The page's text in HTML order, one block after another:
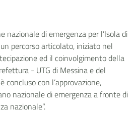
nazionale di emergenza per l’Isola di
percorso articolato, iniziato nel
ed il coinvolgimento della
- UTG di Messina e del
concluso con l’approvazione,
nazionale di emergenza a fronte di
nazionale”.